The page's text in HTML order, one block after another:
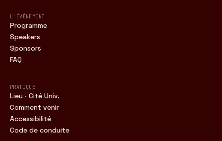
L'ÉVÉNEMENT
Programme
Speakers
Sponsors
FAQ
PRATIQUE
Lieu · Cité Univ.
Comment venir
Accessibilité
Code de conduite